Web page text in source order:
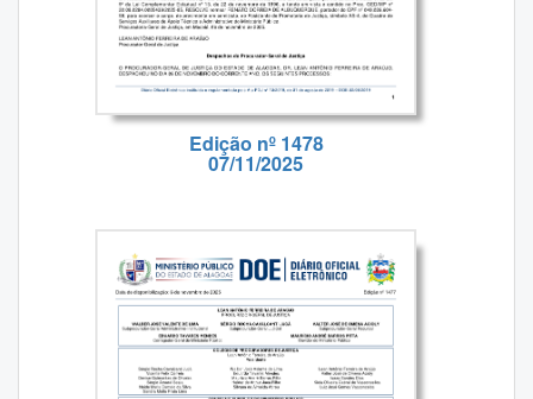
Edição nº 1478
07/11/2025